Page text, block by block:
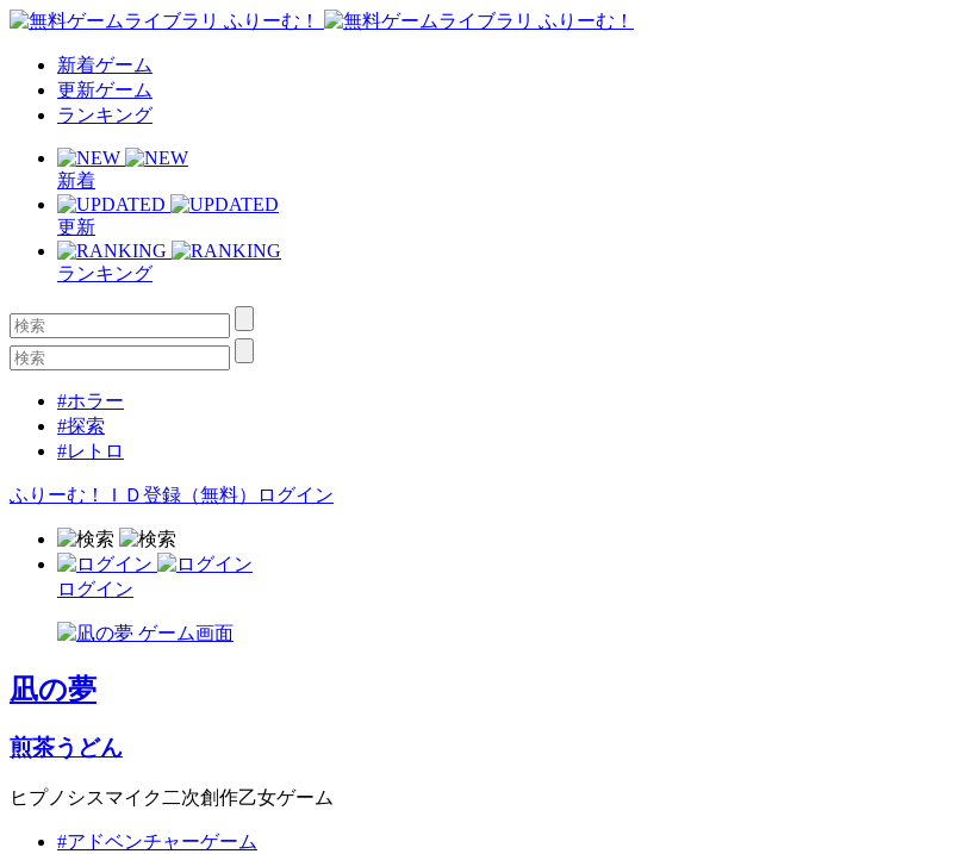
新着ゲーム
更新ゲーム
ランキング
新着
更新
ランキング
#ホラー
#探索
#レトロ
ふりーむ！ＩＤ登録（無料） ログイン
ログイン
凪の夢
煎茶うどん
ヒプノシスマイク二次創作乙女ゲーム
#アドベンチャーゲーム